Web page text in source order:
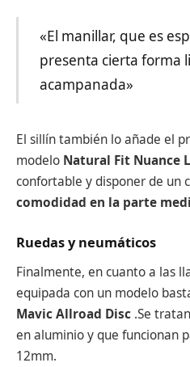
«El manillar, que es
presenta cierta forma
acampanada»
El sillín también lo añade el
modelo Natural Fit Nuance
confortable y disponer de un
comodidad en la parte
Ruedas y neumáticos
Finalmente, en cuanto a las
equipada con un modelo
Mavic Allroad Disc .Se
en aluminio y que funcionan
12mm.